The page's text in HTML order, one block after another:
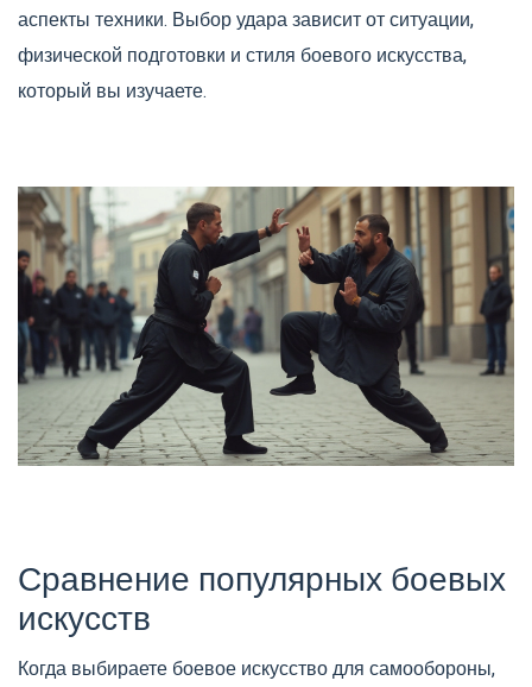
аспекты техники. Выбор удара зависит от ситуации,
физической подготовки и стиля боевого искусства,
который вы изучаете.
Сравнение популярных боевых
искусств
Когда выбираете боевое искусство для самообороны,